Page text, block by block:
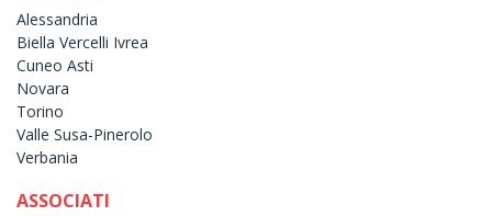
Alessandria
Biella Vercelli Ivrea
Cuneo Asti
Novara
Torino
Valle Susa-Pinerolo
Verbania
ASSOCIATI